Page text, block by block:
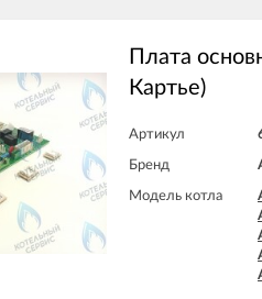
Плата
Картье)
Артикул
Бренд
Модель котла